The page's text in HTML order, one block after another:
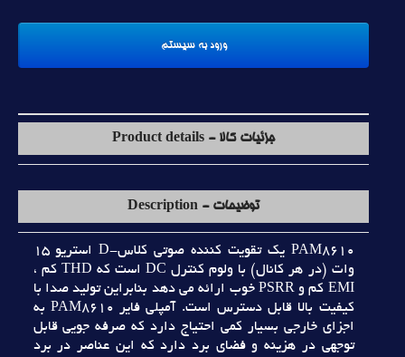
جزئیات کالا - Product details
توضیحات - Description
PAM8610 يک تقويت کننده صوتي کلاس-D استريو 15
وات (در هر کانال) با ولوم کنترل DC است که THD کم ،
EMI کم و PSRR خوب ارائه مي دهد بنابراين توليد صدا با
کيفيت بالا قابل دسترس است. آمپلي فاير PAM8610 به
اجزاي خارجي بسيار کمي احتياج دارد که صرفه جويي قابل
توجهي در هزينه و فضاي برد دارد که اين عناصر در برد